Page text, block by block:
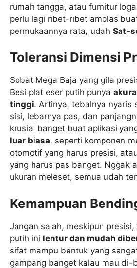
rumah tangga, atau furnitur
perlu lagi ribet-ribet amplas
permukaannya rata, udah Sat-
Toleransi Dimensi
Sobat Mega Baja yang gila
Besi plat eser putih punya
tinggi. Artinya, tebalnya nyaris
sisi, lebarnya pas, dan
krusial banget buat aplikasi
luar biasa, seperti komponen
otomotif yang harus presisi,
yang harus pas banget. Nggak
ukuran meleset, semua udah
Kemampuan
Jangan salah, meskipun
putih ini lentur dan mudah
sifat mampu bentuk yang
gampang banget kalau mau di-